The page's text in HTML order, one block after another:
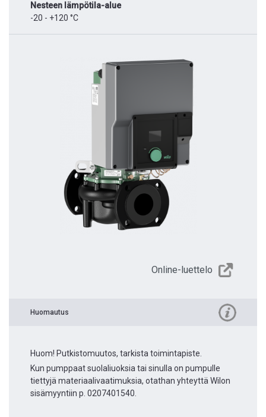
Nesteen lämpötila-alue
-20 - +120 °C
Online-luettelo
Huomautus
Huom! Putkistomuutos, tarkista toimintapiste.
Kun pumppaat suolaliuoksia tai sinulla on pumpulle
tiettyjä materiaalivaatimuksia, otathan yhteyttä Wilon
sisämyyntiin p. 0207401540.